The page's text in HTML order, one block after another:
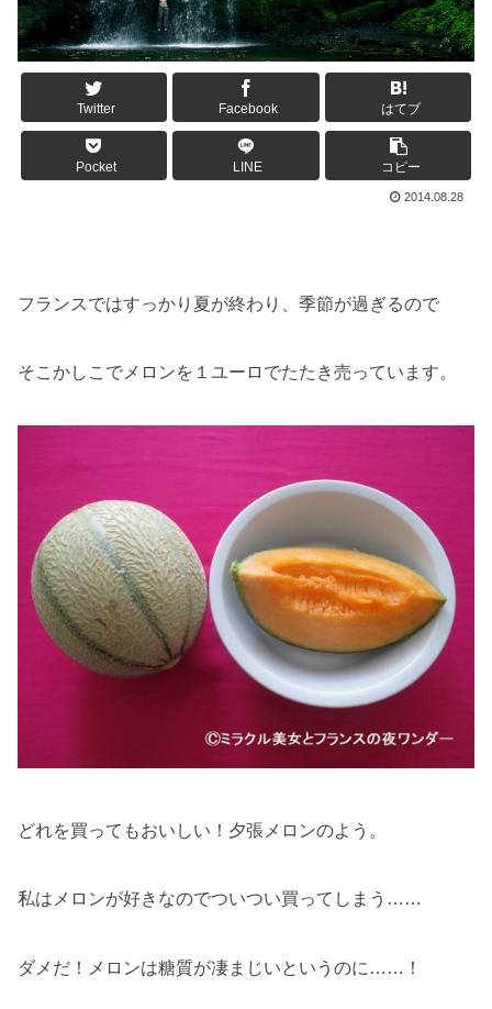
Twitter Facebook はてブ
Pocket LINE コピー
2014.08.28
フランスではすっかり夏が終わり、季節が過ぎるので
そこかしこでメロンを１ユーロでたたき売っています。
どれを買ってもおいしい！夕張メロンのよう。
私はメロンが好きなのでついつい買ってしまう……
ダメだ！メロンは糖質が凄まじいというのに……！